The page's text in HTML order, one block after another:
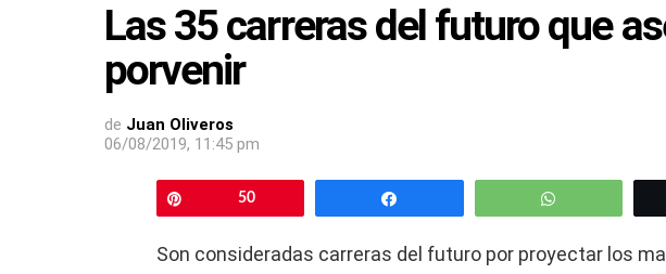
Las 35 carreras del futuro que
porvenir
de Juan Oliveros
06/08/2019, 11:45 pm
50
Son consideradas carreras del futuro por proyectar los